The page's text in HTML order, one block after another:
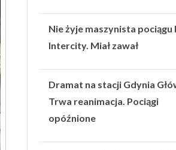
Nie żyje maszynista pociągu
Intercity. Miał zawał
Dramat na stacji Gdynia
Trwa reanimacja. Pociągi
opóźnione